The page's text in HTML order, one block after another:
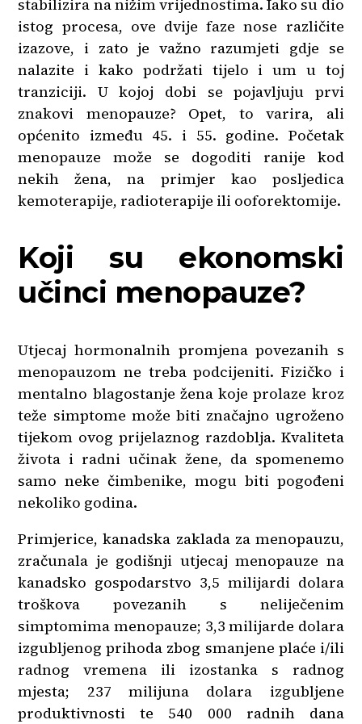
stabilizira na nižim vrijednostima. Iako su dio
istog procesa, ove dvije faze nose različite
izazove, i zato je važno razumjeti gdje se
nalazite i kako podržati tijelo i um u toj
tranziciji. U kojoj dobi se pojavljuju prvi
znakovi menopauze? Opet, to varira, ali
općenito između 45. i 55. godine. Početak
menopauze može se dogoditi ranije kod
nekih žena, na primjer kao posljedica
kemoterapije, radioterapije ili ooforektomije.
Koji su ekonomski
učinci menopauze?
Utjecaj hormonalnih promjena povezanih s
menopauzom ne treba podcijeniti. Fizičko i
mentalno blagostanje žena koje prolaze kroz
teže simptome može biti značajno ugroženo
tijekom ovog prijelaznog razdoblja. Kvaliteta
života i radni učinak žene, da spomenemo
samo neke čimbenike, mogu biti pogođeni
nekoliko godina.
Primjerice, kanadska zaklada za menopauzu,
zračunala je godišnji utjecaj menopauze na
kanadsko gospodarstvo 3,5 milijardi dolara
troškova povezanih s neliječenim
simptomima menopauze; 3,3 milijarde dolara
izgubljenog prihoda zbog smanjene plaće i/ili
radnog vremena ili izostanka s radnog
mjesta; 237 milijuna dolara izgubljene
produktivnosti te 540 000 radnih dana